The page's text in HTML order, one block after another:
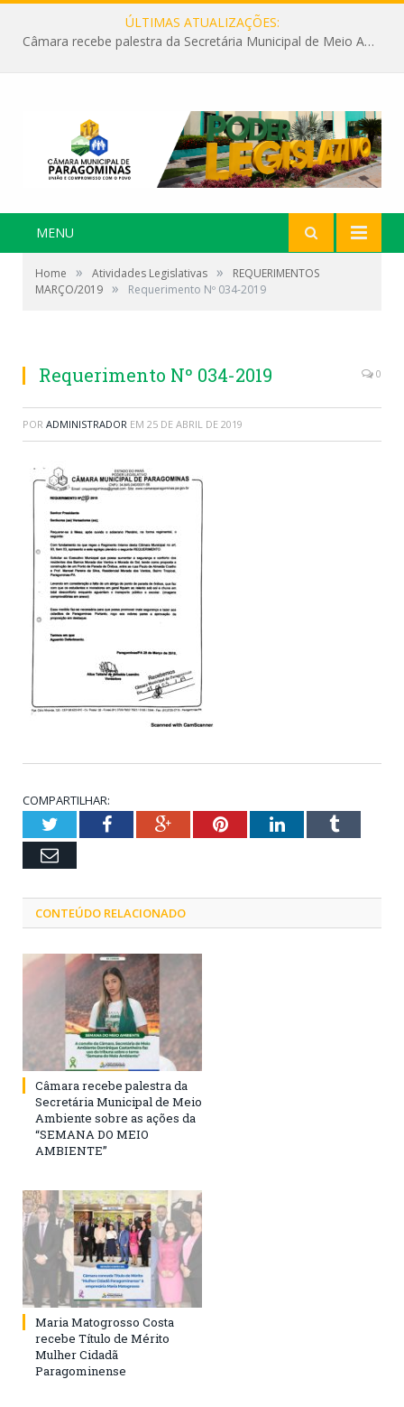
ÚLTIMAS ATUALIZAÇÕES:
Câmara recebe palestra da Secretária Municipal de Meio Ambiente sobre as ações da “SEMANA DO MEIO AMBIENTE”
MENU
Home » Atividades Legislativas »
REQUERIMENTOS
MARÇO/2019 » Requerimento Nº 034-2019
Requerimento Nº 034-2019 0
POR ADMINISTRADOR EM 25 DE ABRIL DE 2019
COMPARTILHAR:
TwitterFacebookGoogle+PinterestLinkedInTumblr
Email
CONTEÚDO RELACIONADO
Câmara recebe palestra da
Secretária Municipal de Meio
Ambiente sobre as ações da
“SEMANA DO MEIO
AMBIENTE”
Maria Matogrosso Costa
recebe Título de Mérito
Mulher Cidadã
Paragominense